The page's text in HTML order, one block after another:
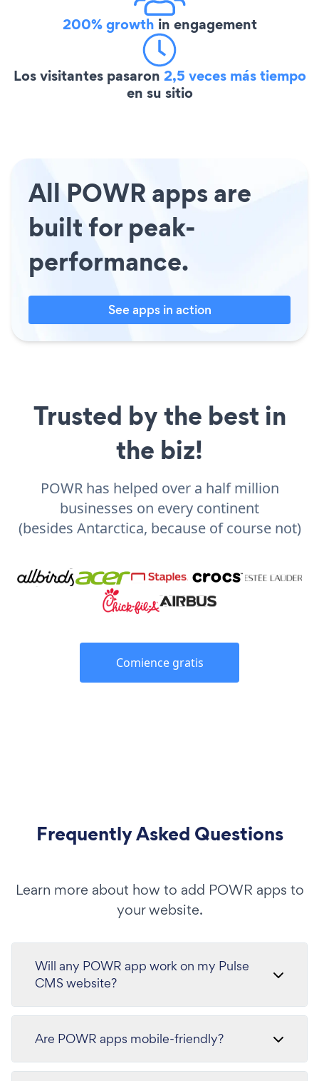
200% growth in engagement
Los visitantes pasaron 2,5 veces más tiempo
en su sitio
All POWR apps are
built for peak-
performance.
See apps in action
Trusted by the best in
the biz!
POWR has helped over a half million
businesses on every continent
(besides Antarctica, because of course not)
Comience gratis
Frequently Asked Questions
Learn more about how to add POWR apps to
your website.
Will any POWR app work on my Pulse
CMS website?
Are POWR apps mobile-friendly?